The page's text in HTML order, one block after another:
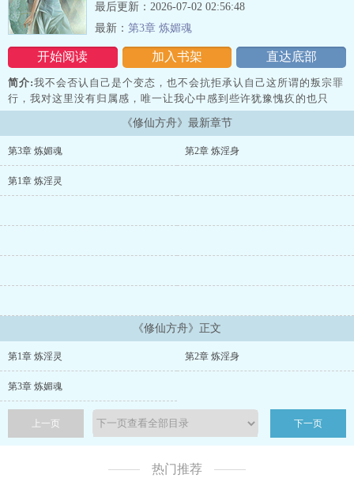
开始阅读 加入书架 直达底部
最后更新：2026-07-02 02:56:48
最新： 第3章 炼媚魂
简介:我不会否认自己是个变态，也不会抗拒承认自己这所谓的叛宗罪
行，我对这里没有归属感，唯一让我心中感到些许犹豫愧疚的也只
有…塞拉菲娜…我曾经的干员电弧，我如今的妈妈，更是这名为宫仙
宗的宗主与宗门开创者。这片大陆并非我所熟悉的泰拉大陆，更近似
炎国小说中那些光怪陆离的修仙世界，而其施法施术所仰赖的也并非
越，连同塞拉菲娜一起一同来到的这片以修行为主的修仙世界。
《修仙方舟》最新章节
第3章 炼媚魂 第2章 炼淫身
第1章 炼淫灵
《修仙方舟》正文
第1章 炼淫灵 第2章 炼淫身
第3章 炼媚魂
上一页 下一页
热门推荐